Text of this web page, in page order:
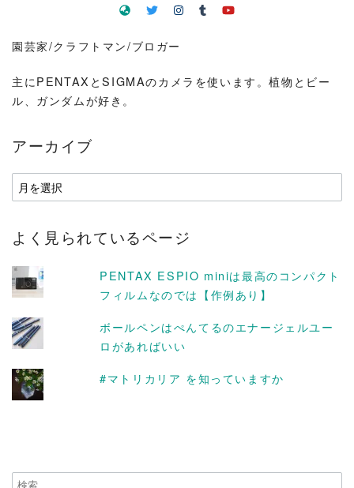
園芸家/クラフトマン/ブロガー
主にPENTAXとSIGMAのカメラを使います。植物とビー
ル、ガンダムが好き。
アーカイブ
ア
ー
イ
よく見られているページ
PENTAX ESPIO miniは最高のコンパクト
フィルムなのでは【作例あり】
ボールペンはぺんてるのエナージェルユー
ロがあればいい
#マトリカリア を知っていますか